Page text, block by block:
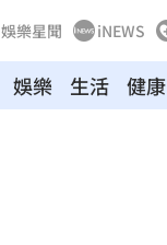
娛樂星聞 iNEWS
娛樂 生活 健康